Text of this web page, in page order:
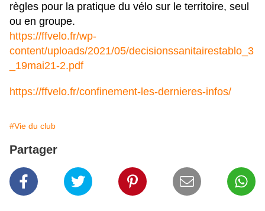
règles pour la pratique du vélo sur le territoire, seul
ou en groupe.
https://ffvelo.fr/wp-
content/uploads/2021/05/decisionssanitairestablo_3
_19mai21-2.pdf
https://ffvelo.fr/confinement-les-dernieres-infos/
#Vie du club
Partager